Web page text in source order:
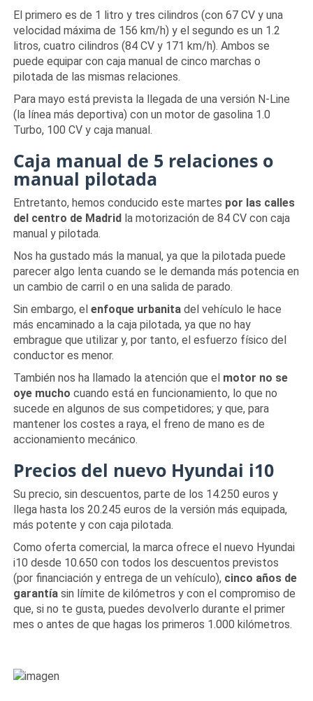
El primero es de 1 litro y tres cilindros (con 67 CV y una
velocidad máxima de 156 km/h) y el segundo es un 1.2
litros, cuatro cilindros (84 CV y 171 km/h). Ambos se
puede equipar con caja manual de cinco marchas o
pilotada de las mismas relaciones.
Para mayo está prevista la llegada de una versión N-Line
(la línea más deportiva) con un motor de gasolina 1.0
Turbo, 100 CV y caja manual.
Caja manual de 5 relaciones o
manual pilotada
Entretanto, hemos conducido este martes por las calles
del centro de Madridla motorización de 84 CV con caja
manual y pilotada.
Nos ha gustado más la manual, ya que la pilotada puede
parecer algo lenta cuando se le demanda más potencia en
un cambio de carril o en una salida de parado.
Sin embargo, el enfoque urbanitadel vehículo le hace
más encaminado a la caja pilotada, ya que no hay
embrague que utilizar y, por tanto, el esfuerzo físico del
conductor es menor.
También nos ha llamado la atención que el motor no se
oye mucho cuando está en funcionamiento, lo que no
sucede en algunos de sus competidores; y que, para
mantener los costes a raya, el freno de mano es de
accionamiento mecánico.
Precios del nuevo Hyundai i10
Su precio, sin descuentos, parte de los 14.250 euros y
llega hasta los 20.245 euros de la versión más equipada,
más potente y con caja pilotada.
Como oferta comercial, la marca ofrece el nuevo Hyundai
i10 desde 10.650 con todos los descuentos previstos
(por financiación y entrega de un vehículo), cinco años de
garantía sin límite de kilómetros y con el compromiso de
que, si no te gusta, puedes devolverlo durante el primer
mes o antes de que hagas los primeros 1.000 kilómetros.